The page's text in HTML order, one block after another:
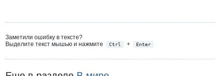
Заметили ошибку в тексте?
Выделите текст мышью и нажмите
Ctrl + Enter